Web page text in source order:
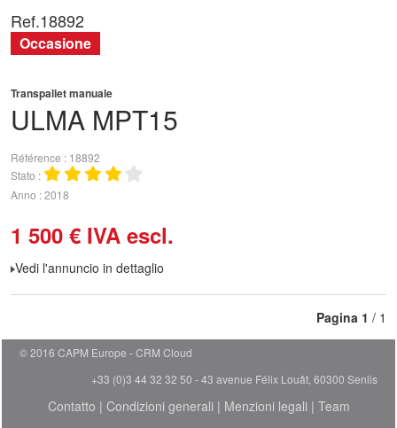
ULMA MPT15
Transpallet manuale
Référence
18892
Stato
Anno 2018
1 500 € IVA escl.
Vedi l'annuncio in dettaglio
Ref.18892
Occasione
Pagina 1 / 1
© 2016 CAPM Europe
CRM Cloud
+33 (0)3 44 32 32 50 - 43 avenue Félix Louât, 60300 Senlis
Contatto | Condizioni generali| Menzioni legali| Team